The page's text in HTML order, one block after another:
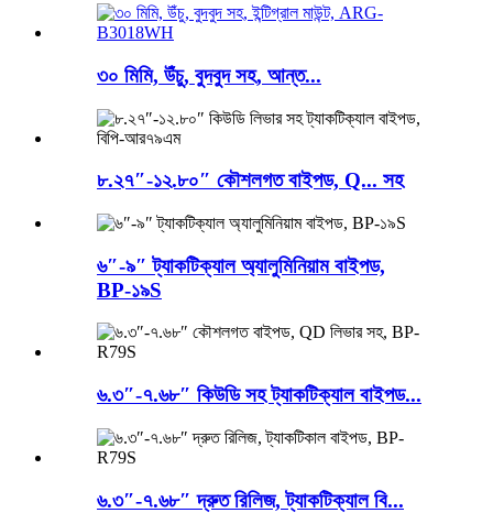
৩০ মিমি, উঁচু, বুদবুদ সহ, আন্ত...
৮.২৭″-১২.৮০″ কৌশলগত বাইপড, Q... সহ
৬″-৯″ ট্যাকটিক্যাল অ্যালুমিনিয়াম বাইপড,
BP-১৯S
৬.৩″-৭.৬৮″ কিউডি সহ ট্যাকটিক্যাল বাইপড...
৬.৩″-৭.৬৮″ দ্রুত রিলিজ, ট্যাকটিক্যাল বি...